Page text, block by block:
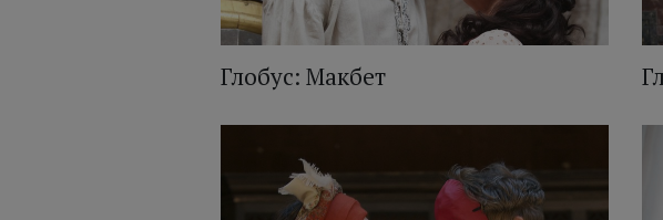
Глобус: Макбет